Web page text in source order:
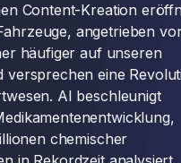
Content-Kreation
angetrieben
häufiger auf unseren
versprechen eine
AI beschleunigt
chemischer